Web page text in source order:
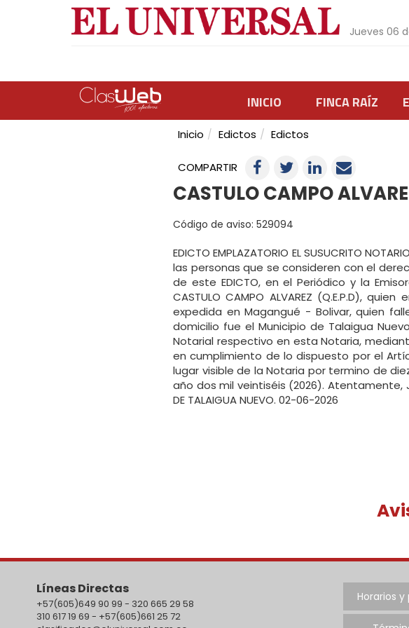
Jueves 06
INICIO FINCA RAÍZ
Inicio Edictos Edictos
COMPARTIR
CASTULO CAMPO
Código de aviso: 529094
EDICTO EMPLAZATORIO EL SUSUCRITO
las personas que se consideren con el
de este EDICTO, en el Periódico y la
CASTULO CAMPO ALVAREZ (Q.E.P.D),
expedida en Magangué - Bolivar, quien
domicilio fue el Municipio de Talaigua
Notarial respectivo en esta Notaria,
en cumplimiento de lo dispuesto por el
lugar visible de la Notaria por termino de
año dos mil veintiséis (2026). Atentamente,
DE TALAIGUA NUEVO. 02-06-2026
Líneas Directas
+57(605)649 90 99 - 320 665 29 58
310 617 19 69 - +57(605)661 25 72
Horarios